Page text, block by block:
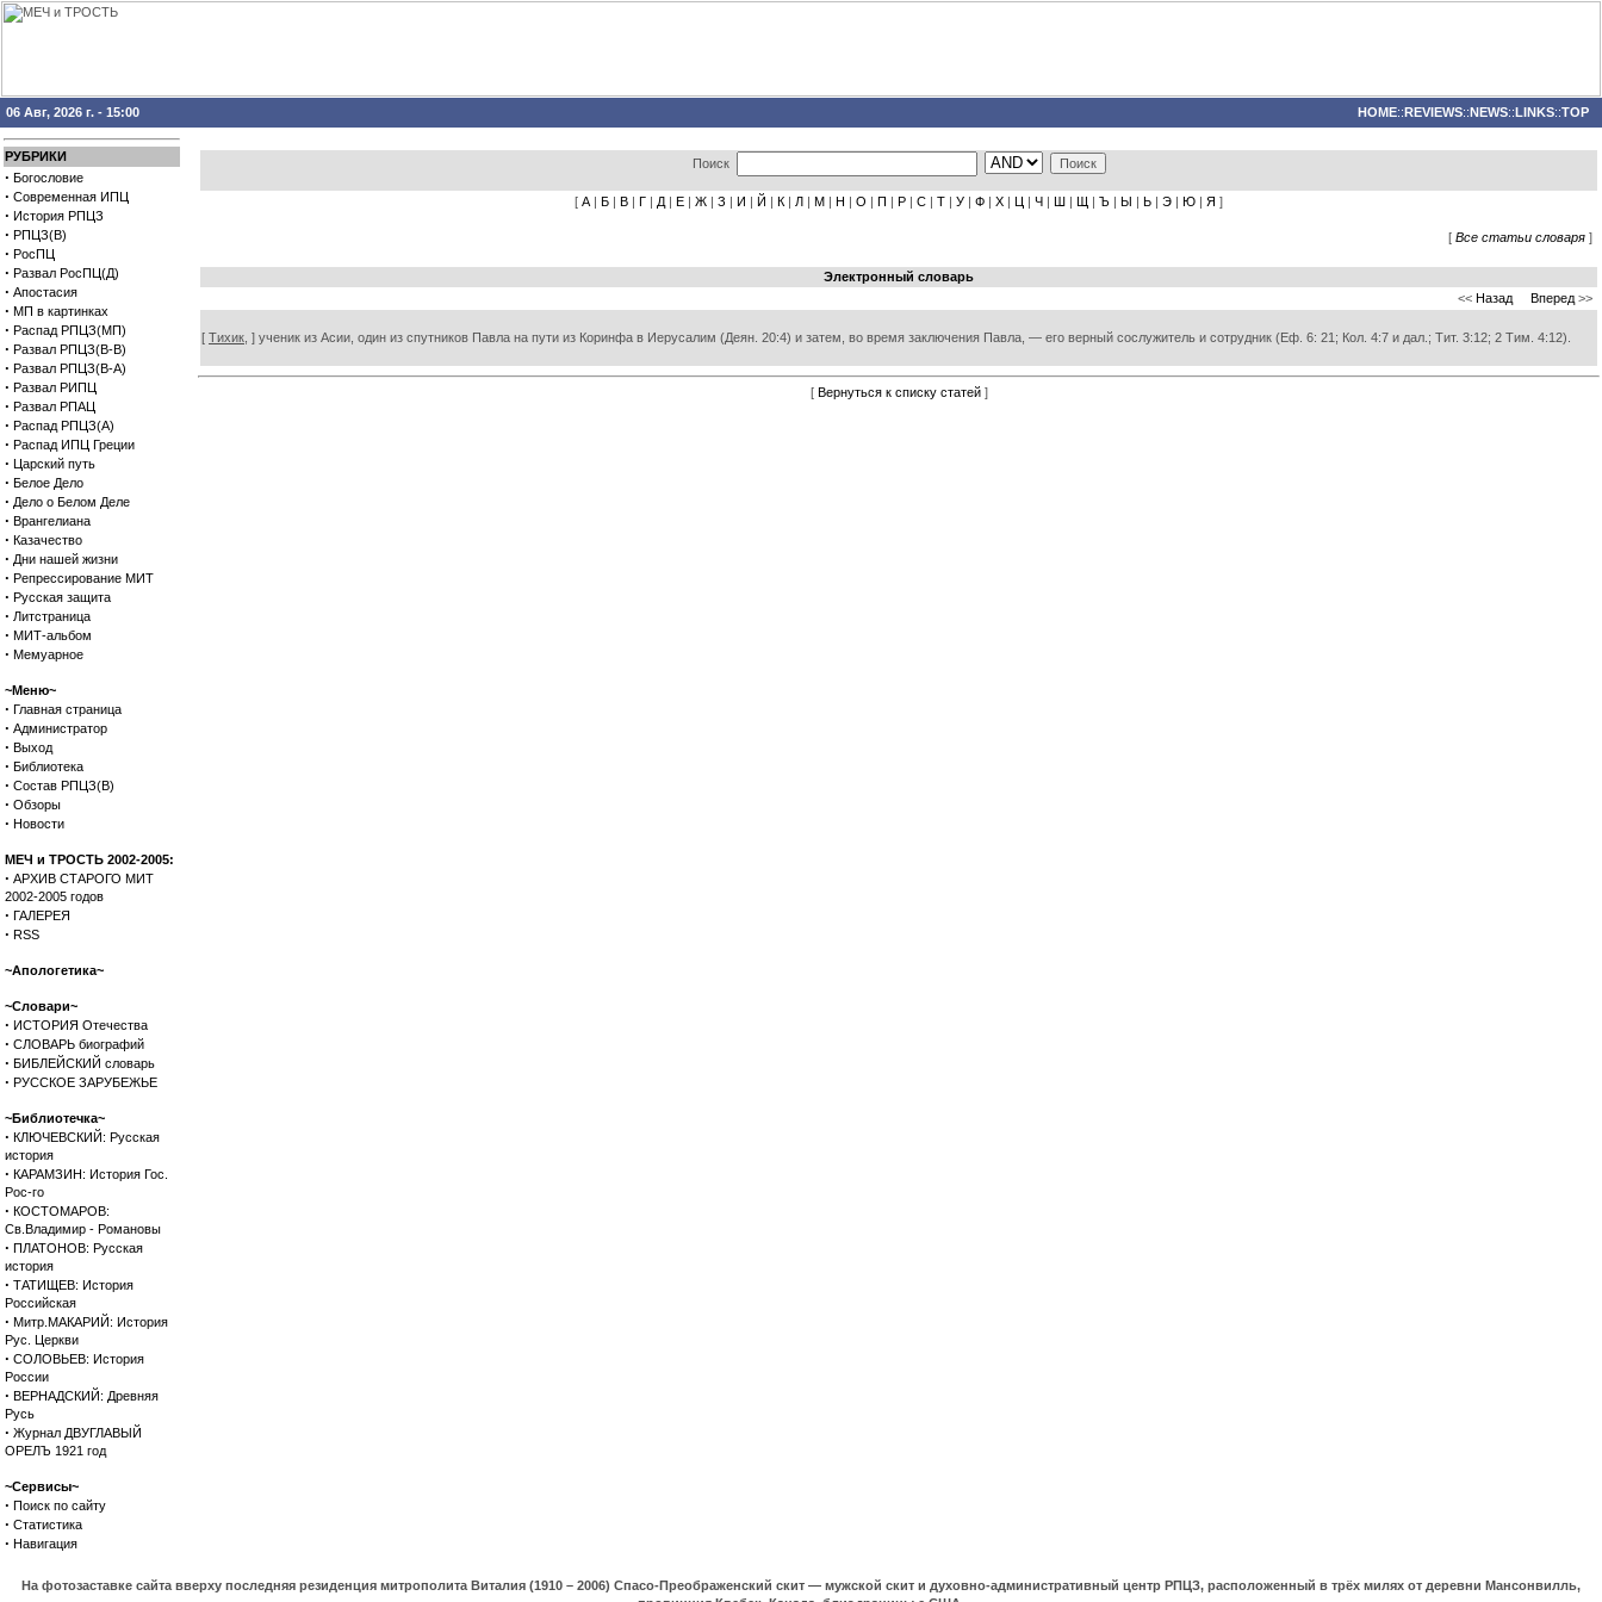
06 Авг, 2026 г. - 15:00 HOME::REVIEWS::NEWS::LINKS::TOP
РУБРИКИ
· Богословие
· Современная ИПЦ
· История РПЦЗ
· РПЦЗ(В)
· РосПЦ
· Развал РосПЦ(Д)
· Апостасия
· МП в картинках
· Распад РПЦЗ(МП)
· Развал РПЦЗ(В-В)
· Развал РПЦЗ(В-А)
· Развал РИПЦ
· Развал РПАЦ
· Распад РПЦЗ(А)
· Распад ИПЦ Греции
· Царский путь
· Белое Дело
· Дело о Белом Деле
· Врангелиана
· Казачество
· Дни нашей жизни
· Репрессирование МИТ
· Русская защита
· Литстраница
· МИТ-альбом
· Мемуарное
~Меню~
· Главная страница
· Администратор
· Выход
· Библиотека
· Состав РПЦЗ(В)
· Обзоры
· Новости
МЕЧ и ТРОСТЬ 2002-2005:
· АРХИВ СТАРОГО МИТ
2002-2005 годов
· ГАЛЕРЕЯ
· RSS
~Апологетика~
~Словари~
· ИСТОРИЯ Отечества
· СЛОВАРЬ биографий
· БИБЛЕЙСКИЙ словарь
· РУССКОЕ ЗАРУБЕЖЬЕ
~Библиотечка~
· КЛЮЧЕВСКИЙ: Русская
история
· КАРАМЗИН: История Гос.
Рос-го
· КОСТОМАРОВ:
Св.Владимир - Романовы
· ПЛАТОНОВ: Русская
история
· ТАТИЩЕВ: История
Российская
· Митр.МАКАРИЙ: История
Рус. Церкви
· СОЛОВЬЕВ: История
России
· ВЕРНАДСКИЙ: Древняя
Русь
· Журнал ДВУГЛАВЫЙ
ОРЕЛЪ 1921 год
~Сервисы~
· Поиск по сайту
· Статистика
· Навигация
Поиск
[ А | Б | В | Г | Д | Е | Ж | З | И | Й | К | Л | М | Н | О | П | Р | С | Т | У | Ф | Х | Ц | Ч | Ш | Щ | Ъ | Ы | Ь | Э | Ю | Я ]
[ Все статьи словаря ]
Электронный словарь
<< Назад Вперед >>
[ Тихик, ] ученик из Асии, один из спутников Павла на пути из Коринфа в Иерусалим (Деян. 20:4) и затем, во время заключения Павла, — его верный сослужитель и сотрудник (Еф. 6: 21; Кол. 4:7 и дал.; Тит. 3:12; 2 Тим. 4:12).
[ Вернуться к списку статей]
На фотозаставке сайта вверху последняя резиденция митрополита Виталия (1910 – 2006) Спасо-Преображенский скит — мужской скит и духовно-административный центр РПЦЗ, расположенный в трёх милях от деревни Мансонвилль,